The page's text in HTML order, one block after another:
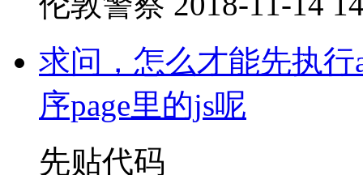
求问，怎么才能先执
序page里的js呢
先贴代码